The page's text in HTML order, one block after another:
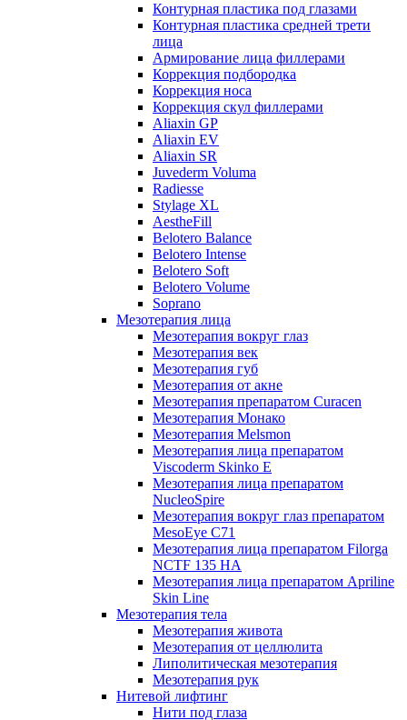
Контурная пластика под глазами
Контурная пластика средней трети
лица
Армирование лица филлерами
Коррекция подбородка
Коррекция носа
Коррекция скул филлерами
Aliaxin GP
Aliaxin EV
Aliaxin SR
Juvederm Voluma
Radiesse
Stylage XL
AestheFill
Belotero Balance
Belotero Intense
Belotero Soft
Belotero Volume
Soprano
Мезотерапия лица
Мезотерапия вокруг глаз
Мезотерапия век
Мезотерапия губ
Мезотерапия от акне
Мезотерапия препаратом Curacen
Мезотерапия Монако
Мезотерапия Melsmon
Мезотерапия лица препаратом
Viscoderm Skinko E
Мезотерапия лица препаратом
NucleoSpire
Мезотерапия вокруг глаз препаратом
MesoEye С71
Мезотерапия лица препаратом Filorga
NCTF 135 HA
Мезотерапия лица препаратом Apriline
Skin Line
Мезотерапия тела
Мезотерапия живота
Мезотерапия от целлюлита
Липолитическая мезотерапия
Мезотерапия рук
Нитевой лифтинг
Нити под глаза